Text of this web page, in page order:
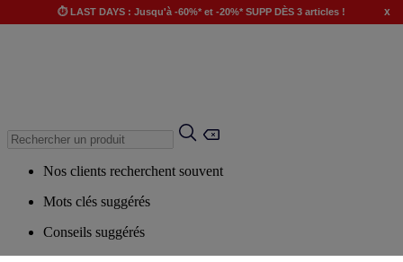
⏱️ LAST DAYS : Jusqu'à -60%* et -20%* SUPP DÈS 3 articles ! x
Nos clients recherchent souvent
Mots clés suggérés
Conseils suggérés